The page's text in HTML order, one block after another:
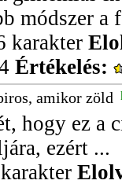
módszer a
karakter
Értékelés:
amikor zöld
hogy ez a
ezért ...